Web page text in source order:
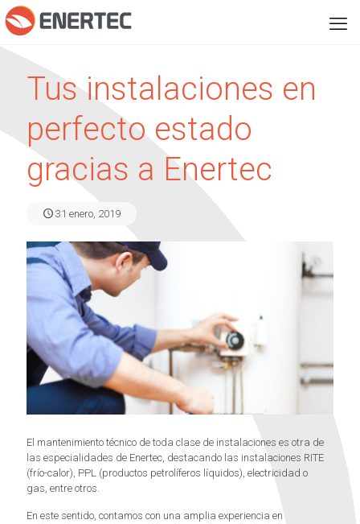
Tus instalaciones en
perfecto estado
gracias a Enertec
31 enero, 2019
El mantenimiento técnico de toda clase de instalaciones es otra de
las especialidades de Enertec, destacando las instalaciones RITE
(frío-calor), PPL (productos petrolíferos líquidos), electricidad o
gas, entre otros.
En este sentido, contamos con una amplia experiencia en